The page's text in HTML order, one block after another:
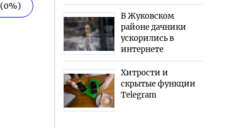
(0%)
В Жуковском
районе дачники
ускорились в
интернете
Хитрости и
скрытые функции
Telegram